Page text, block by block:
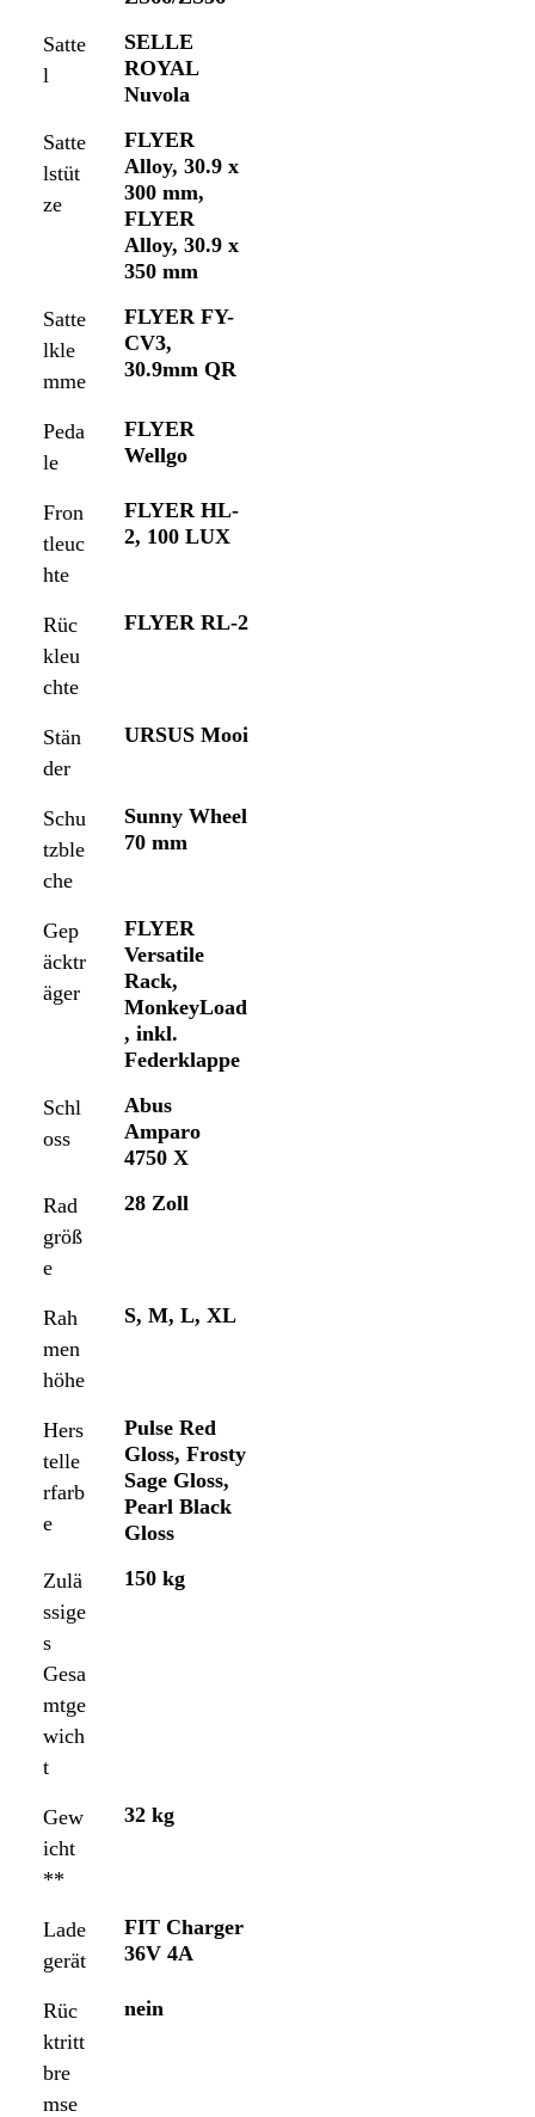
Satte
l
SELLE
ROYAL
Nuvola
Satte
lstüt
ze
FLYER
Alloy, 30.9 x
300 mm,
FLYER
Alloy, 30.9 x
350 mm
Satte
lkle
mme
FLYER FY-
CV3,
30.9mm QR
Peda
le
FLYER
Wellgo
Fron
tleuc
hte
FLYER HL-
2, 100 LUX
Rüc
kleu
chte
FLYER RL-2
Stän
der
URSUS Mooi
Schu
tzble
che
Sunny Wheel
70 mm
Gep
äcktr
äger
FLYER
Versatile
Rack,
MonkeyLoad
, inkl.
Federklappe
Schl
oss
Abus
Amparo
4750 X
Rad
größ
e
28 Zoll
Rah
men
höhe
S, M, L, XL
Hers
telle
rfarb
e
Pulse Red
Gloss, Frosty
Sage Gloss,
Pearl Black
Gloss
Zulä
ssige
s
Gesa
mtge
wich
t
150 kg
Gew
icht
**
32 kg
Lade
gerät
FIT Charger
36V 4A
Rüc
ktritt
bre
mse
nein